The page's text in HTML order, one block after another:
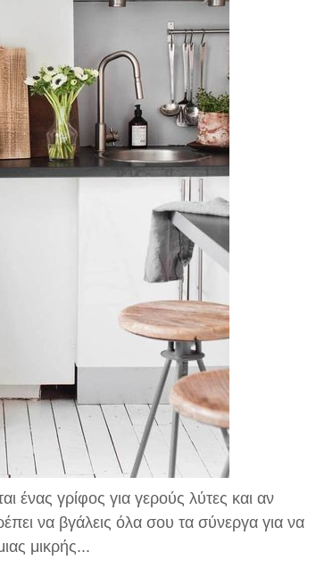
ένας γρίφος για γερούς λύτες και αν
να βγάλεις όλα σου τα σύνεργα για να
μικρής...